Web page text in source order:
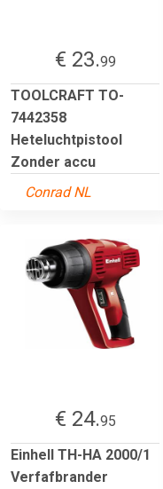
€ 23.99
TOOLCRAFT TO-
7442358
Heteluchtpistool
Zonder accu
Conrad NL
€ 24.95
Einhell TH-HA 2000/1
Verfafbrander